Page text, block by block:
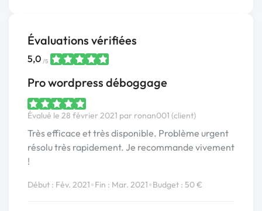
Évaluations vérifiées
5,0 /5
Pro wordpress déboggage
Évalué le 28 février 2021 par ronan001 (client)
Très efficace et très disponible. Problème urgent
résolu très rapidement. Je recommande vivement
!
Début : Fév. 2021•Fin : Mar. 2021•Budget : 50 €